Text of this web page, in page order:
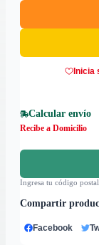
Inicia
Calcular envío
Recibe a Domicilio
Ingresa tu código
Compartir
Facebook